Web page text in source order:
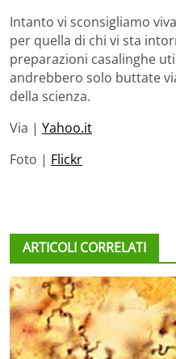
Intanto vi sconsigliamo
per quella di chi vi sta
preparazioni casalinghe
andrebbero solo buttate
della scienza.
Via | Yahoo.it
Foto | Flickr
ARTICOLI CORRELATI